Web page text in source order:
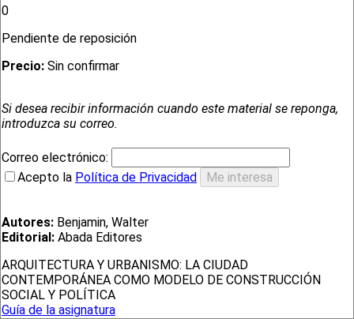
0
Pendiente de reposición
Precio: Sin confirmar
Si desea recibir información cuando este material se reponga,
introduzca su correo.
Correo electrónico:
Acepto la Política de Privacidad
Autores: Benjamin, Walter
Editorial: Abada Editores
ARQUITECTURA Y URBANISMO: LA CIUDAD
CONTEMPORÁNEA COMO MODELO DE CONSTRUCCIÓN
SOCIAL Y POLÍTICA
Guía de la asignatura